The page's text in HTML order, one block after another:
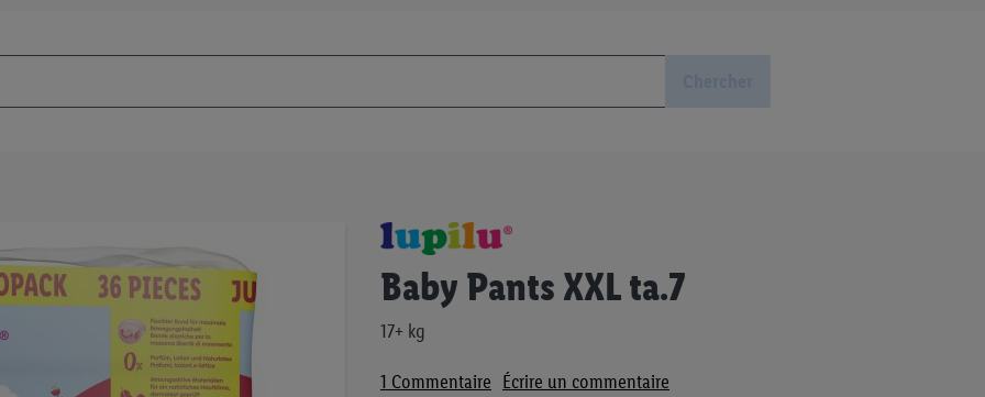
Baby Pants XXL ta.7
17+ kg
1 Commentaire Écrire un commentaire
Passer
début
d’images